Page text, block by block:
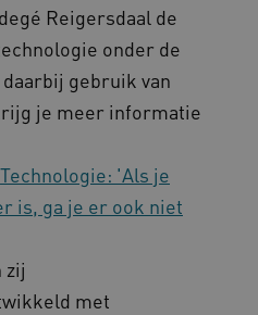
Reigersdaal de
onder de
gebruik van
je meer informatie
Technologie: 'Als je
is, ga je er ook niet
zij
met
Provider/Domein
Google LLC
Provider/Domein
.kennispleingehandicaptensector.nl